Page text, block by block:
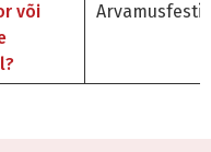
või